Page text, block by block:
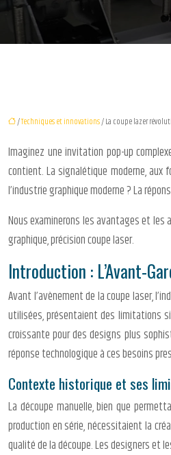
/Techniques et innovations/ La coupe lazer
Imaginez une invitation pop-up
contient. La signalétique moderne, aux
l’industrie graphique moderne ? La
Nous examinerons les avantages et les
graphique, précision coupe laser.
Introduction : L’Avant-
Avant l’avènement de la coupe laser,
utilisées, présentaient des limitations
croissante pour des designs plus
réponse technologique à ces besoins
Contexte historique et ses
La découpe manuelle, bien que
production en série, nécessitaient la
qualité de la découpe. Les designers et